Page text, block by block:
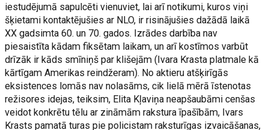
iestudējumā sapulcēti vienuviet, lai arī notikumi, kuros viņi
šķietami kontaktējušies ar NLO, ir risinājušies dažādā laikā
XX gadsimta 60. un 70. gados. Izrādes darbība nav
piesaistīta kādam fiksētam laikam, un arī kostīmos varbūt
drīzāk ir kāds smīniņš par klišejām (Ivara Krasta platmale kā
kārtīgam Amerikas reindžeram). No aktieru atšķirīgās
eksistences lomās nav nolasāms, cik lielā mērā īstenotas
režisores idejas, teiksim, Elita Kļaviņa neapšaubāmi cenšas
veidot konkrētu tēlu ar zināmām rakstura īpašībām, Ivars
Krasts pamatā turas pie policistam raksturīgas izvaicāšanas,